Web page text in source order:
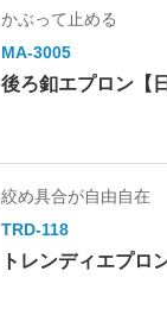
かぶって止める
MA-3005
後ろ釦エプロン【
絞め具合が自由自在
TRD-118
トレンディエプロ